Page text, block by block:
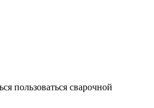
пользоваться сварочной